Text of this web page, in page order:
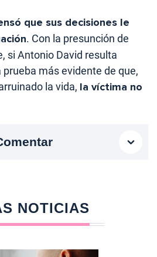
que sus decisiones le
. Con la presunción de
si Antonio David resulta
más evidente de que,
la vida, la víctima no
NOTICIAS